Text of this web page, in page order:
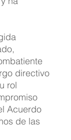
directivo
rol
Acuerdo
de las